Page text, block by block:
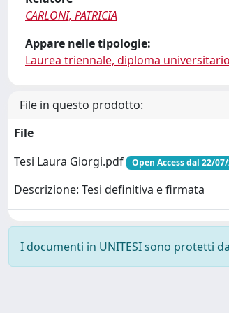
CARLONI, PATRICIA
Appare nelle tipologie:
Laurea triennale, diploma universitario
File in questo prodotto:
File
Tesi Laura Giorgi.pdf
Open Access dal 22/
Descrizione: Tesi definitiva e firmata
I documenti in UNITESI sono protetti